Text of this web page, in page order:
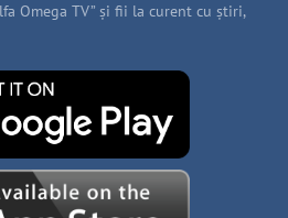
Omega TV” și fii la curent cu știri,